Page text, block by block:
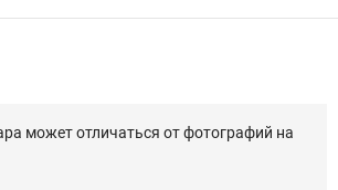
может отличаться от фотографий на